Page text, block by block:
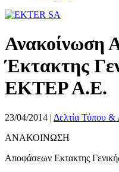
Ανακοίνωση
Έκτακτης
ΕΚΤΕΡ Α.Ε.
23/04/2014 | Δελτία Τύπου &
ΑΝΑΚΟΙΝΩΣΗ
Αποφάσεων Εκτακτης